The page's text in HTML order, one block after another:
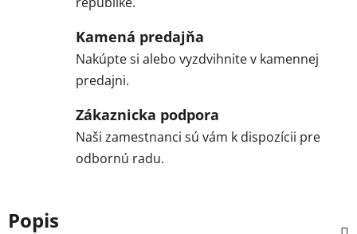
Kamená predajňa
Nakúpte si alebo vyzdvihnite v kamennej
predajni.
Zákaznicka podpora
Naši zamestnanci sú vám k dispozícii pre
odbornú radu.
Popis